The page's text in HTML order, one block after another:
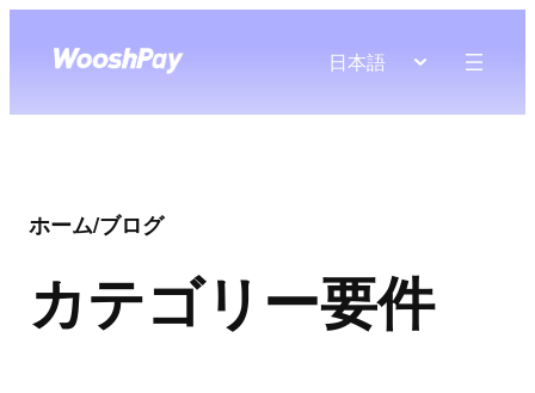
日本語
ホーム/ブログ
カテゴリー要件